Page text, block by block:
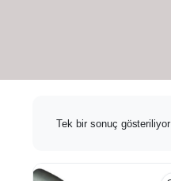
Tek bir sonuç gösteriliyor